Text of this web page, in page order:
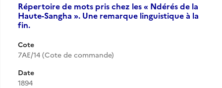
Répertoire de mots pris chez les « Ndérés de la
Haute-Sangha ». Une remarque linguistique à la
fin.
Cote
7AE/14 (Cote de commande)
Date
1894